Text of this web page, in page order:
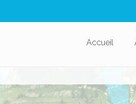
Accueil